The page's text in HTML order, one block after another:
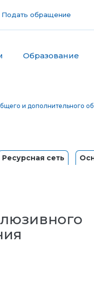
Подать обращение
Образование
и дополнительного
Ресурсная сеть